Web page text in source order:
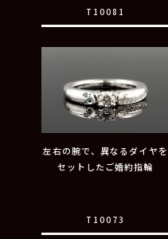
T10081
左右の腕で、異なるダイヤを
セットしたご婚約指輪
T10073